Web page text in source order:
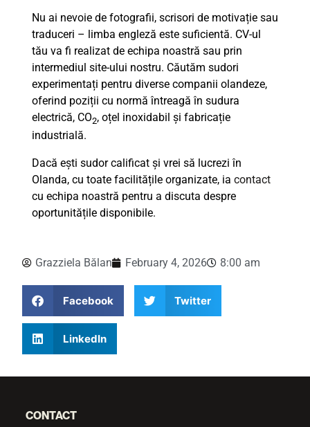
Nu ai nevoie de fotografii, scrisori de motivație sau
traduceri – limba engleză este suficientă. CV-ul
tău va fi realizat de echipa noastră sau prin
intermediul site-ului nostru. Căutăm sudori
experimentați pentru diverse companii olandeze,
oferind poziții cu normă întreagă în sudura
electrică, CO2, oțel inoxidabil și fabricație
industrială.
Dacă ești sudor calificat și vrei să lucrezi în
Olanda, cu toate facilitățile organizate, ia contact
cu echipa noastră pentru a discuta despre
oportunitățile disponibile.
Grazziela Bălan February 4, 2026 8:00 am
Facebook Twitter
LinkedIn
CONTACT